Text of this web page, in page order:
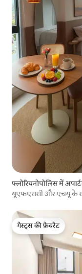
फ्लोरियनोपोलिस में
यूएफएससी और एचयू के
गेस्ट्स की फ़ेवरेट
गेस्ट्स की फ़ेवरेट